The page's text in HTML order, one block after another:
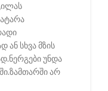
ან სხვა მზის
უნდა
არ